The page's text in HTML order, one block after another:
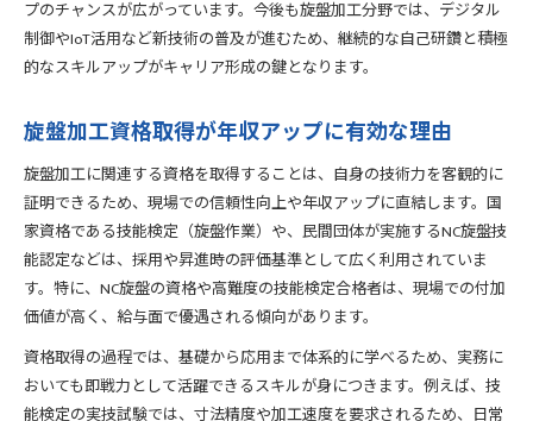
プのチャンスが広がっています。今後も旋盤加工分野では、デジタル
制御やIoT活用など新技術の普及が進むため、継続的な自己研鑽と積極
的なスキルアップがキャリア形成の鍵となります。
旋盤加工資格取得が年収アップに有効な理由
旋盤加工に関連する資格を取得することは、自身の技術力を客観的に
証明できるため、現場での信頼性向上や年収アップに直結します。国
家資格である技能検定（旋盤作業）や、民間団体が実施するNC旋盤技
能認定などは、採用や昇進時の評価基準として広く利用されていま
す。特に、NC旋盤の資格や高難度の技能検定合格者は、現場での付加
価値が高く、給与面で優遇される傾向があります。
資格取得の過程では、基礎から応用まで体系的に学べるため、実務に
おいても即戦力として活躍できるスキルが身につきます。例えば、技
能検定の実技試験では、寸法精度や加工速度を要求されるため、日常